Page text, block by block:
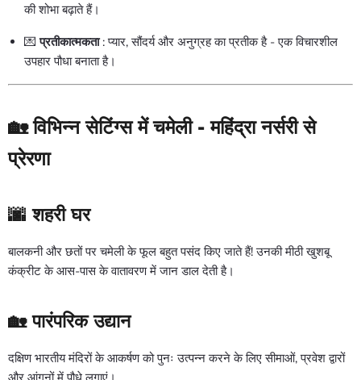
की शोभा बढ़ाते हैं।
💌प्रतीकात्मकता: प्यार, सौंदर्य और अनुग्रह का प्रतीक है - एक विचारशील
उपहार पौधा बनाता है।
🏡 विभिन्न सेटिंग्स में चमेली - महिंद्रा नर्सरी से
प्रेरणा
🌆 शहरी घर
बालकनी और छतों पर चमेली के फूल बहुत पसंद किए जाते हैं! उनकी मीठी खुशबू
कंक्रीट के आस-पास के वातावरण में जान डाल देती है।
🏡 पारंपरिक उद्यान
दक्षिण भारतीय मंदिरों के आकर्षण को पुनः उत्पन्न करने के लिए सीमाओं, प्रवेश द्वारों